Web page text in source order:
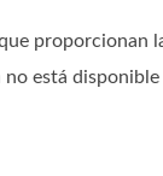
proporcionan
está